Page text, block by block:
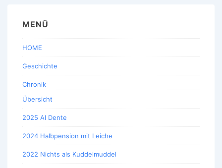
MENÜ
HOME
Geschichte
Chronik
Übersicht
2025 Al Dente
2024 Halbpension mit Leiche
2022 Nichts als Kuddelmuddel